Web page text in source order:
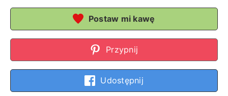
Postaw mi kawę
Przypnij
Udostępnij